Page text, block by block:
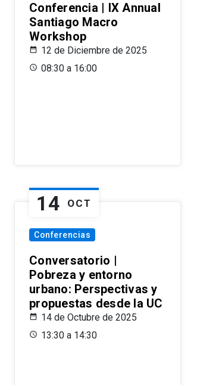
Conferencia | IX Annual
Santiago Macro
Workshop
12 de Diciembre de 2025
08:30 a 16:00
14 OCT
Conferencias
Conversatorio |
Pobreza y entorno
urbano: Perspectivas y
propuestas desde la UC
14 de Octubre de 2025
13:30 a 14:30